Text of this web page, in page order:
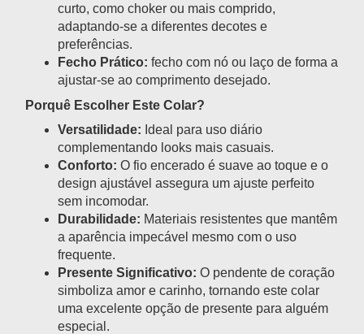
curto, como choker ou mais comprido,
adaptando-se a diferentes decotes e
preferências.
Fecho Prático: fecho com nó ou laço de forma a
ajustar-se ao comprimento desejado.
Porquê Escolher Este Colar?
Versatilidade: Ideal para uso diário
complementando looks mais casuais.
Conforto: O fio encerado é suave ao toque e o
design ajustável assegura um ajuste perfeito
sem incomodar.
Durabilidade: Materiais resistentes que mantêm
a aparência impecável mesmo com o uso
frequente.
Presente Significativo: O pendente de coração
simboliza amor e carinho, tornando este colar
uma excelente opção de presente para alguém
especial.